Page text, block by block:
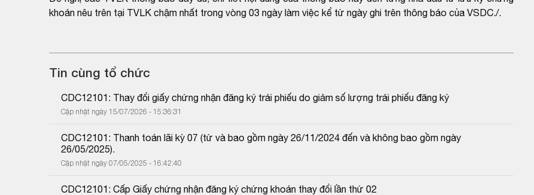
khoán nêu trên tại TVLK chậm nhất trong vòng 03 ngày làm việc kể từ ngày ghi trên thông báo của VSDC./.
Tin cùng tổ chức
CDC12101: Thay đổi giấy chứng nhận đăng ký trái phiếu do giảm số lượng trái phiếu đăng ký
Cập nhật ngày 15/07/2026 - 15:36:31
CDC12101: Thanh toán lãi kỳ 07 (từ và bao gồm ngày 26/11/2024 đến và không bao gồm ngày
26/05/2025).
Cập nhật ngày 07/05/2025 - 16:42:40
CDC12101: Cấp Giấy chứng nhận đăng ký chứng khoán thay đổi lần thứ 02